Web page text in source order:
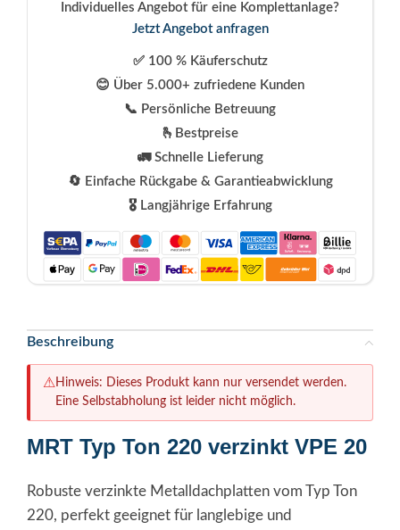
Individuelles Angebot für eine Komplettanlage?
Jetzt Angebot anfragen
✅ 100 % Käuferschutz
😊 Über 5.000+ zufriedene Kunden
📞 Persönliche Betreuung
🫰Bestpreise
🚛 Schnelle Lieferung
🔄 Einfache Rückgabe & Garantieabwicklung
🎖️ Langjährige Erfahrung
Beschreibung
⚠ Hinweis: Dieses Produkt kann nur versendet werden.
Eine Selbstabholung ist leider nicht möglich.
MRT Typ Ton 220 verzinkt VPE 20
Robuste verzinkte Metalldachplatten vom Typ Ton
220, perfekt geeignet für langlebige und